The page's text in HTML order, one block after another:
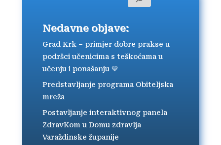
Nedavne objave:
Grad Krk – primjer dobre prakse u
podršci učenicima s teškoćama u
učenju i ponašanju 💙
Predstavljanje programa Obiteljska
mreža
Postavljanje interaktivnog panela
ZdravKom u Domu zdravlja
Varaždinske županije